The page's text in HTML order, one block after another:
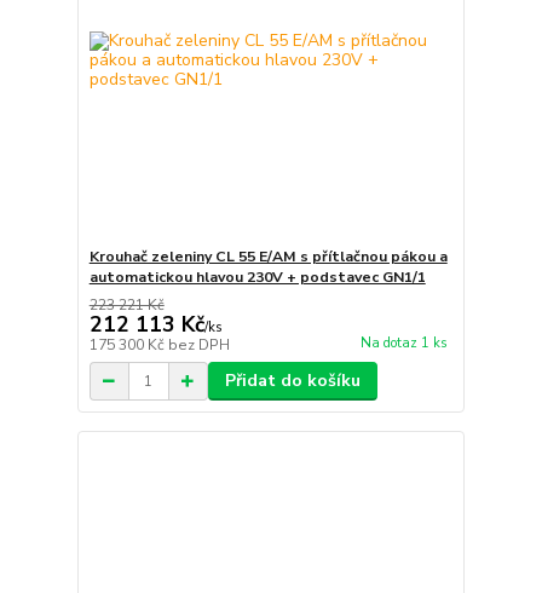
Krouhač zeleniny CL 55 E/AM s přítlačnou pákou a
automatickou hlavou 230V + podstavec GN1/1
223 221 Kč
212 113 Kč/ks
175 300 Kč bez DPH Na dotaz 1 ks
Přidat do košíku